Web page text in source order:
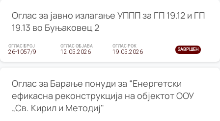
Оглас за јавно излагање УППП за ГП 19.12 и ГП
19.13 во Буњаковец 2
ОГЛАС БРОЈ
26-1057/9
ОГЛАС ОБЈАВА
12.05.2026
ОГЛАС РОК
19.05.2026 ЗАВРШЕН
Оглас за Барање понуди за “Енергетски
ефикасна реконструкција на објектот ООУ
„Св. Кирил и Методиј"